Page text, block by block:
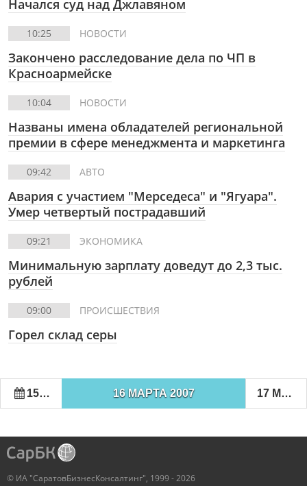
Начался суд над Джлавяном
10:25 НОВОСТИ
Закончено расследование дела по ЧП в
Красноармейске
10:04 НОВОСТИ
Названы имена обладателей региональной
премии в сфере менеджмента и маркетинга
09:42 АВТО
Авария с участием "Мерседеса" и "Ягуара".
Умер четвертый пострадавший
09:21 ЭКОНОМИКА
Минимальную зарплату доведут до 2,3 тыс.
рублей
09:00 ПРОИСШЕСТВИЯ
Горел склад серы
15 МАРТА 2007 16 МАРТА 2007 17 МАРТА 2007
© ИА "СаратовБизнесКонсалтинг", 1999 - 2026